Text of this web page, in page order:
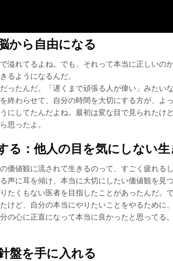
から自由になる
溢れてるよね。でも、それって本当に正しいの
るようになるんだ。
ったんだ。「遅くまで頑張る人が偉い」みたい
終わらせて、自分の時間を大切にする方が、よ
にしてたんだよね。最初は変な目で見られたけ
思ったよ。
る：他人の目を気にしない
価値観に流されて生きるのって、すごく疲れる
声に耳を傾け、本当に大切にしたい価値観を見
たくもない医者を目指したことがあったんだ。
けど、自分の本当にやりたいことをやるために
の心に正直になって本当に良かったと思ってる
盤を手に入れる